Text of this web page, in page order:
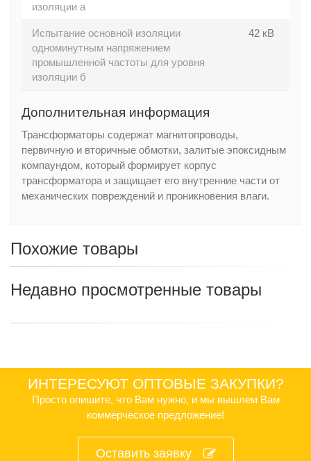
изоляции а
Испытание основной изоляции
одноминутным напряжением
промышленной частоты для уровня
изоляции б
42 кВ
Дополнительная информация
Трансформаторы содержат магнитопроводы,
первичную и вторичные обмотки, залитые эпоксидным
компаундом, который формирует корпус
трансформатора и защищает его внутренние части от
механических повреждений и проникновения влаги.
Похожие товары
Недавно просмотренные товары
ИНТЕРЕСУЮТ ОПТОВЫЕ ЗАКУПКИ?
Просто опишите, что Вам нужно, и мы вышлем Вам
коммерческое предложение!
Оставить заявку